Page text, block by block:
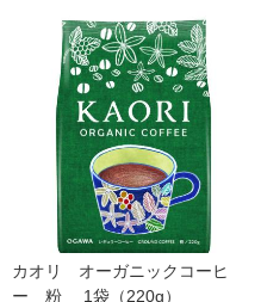
カオリ オーガニックコーヒ
ー 粉 1袋（220g）